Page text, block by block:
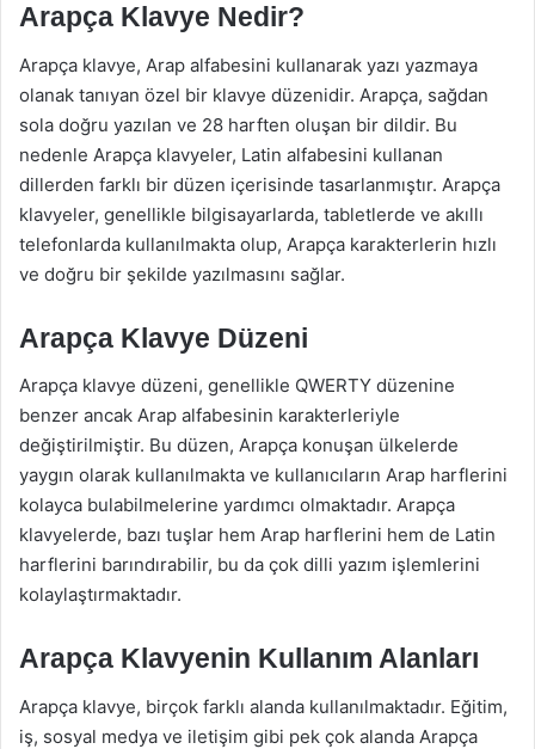
Arapça Klavye Nedir?
Arapça klavye, Arap alfabesini kullanarak yazı yazmaya
olanak tanıyan özel bir klavye düzenidir. Arapça, sağdan
sola doğru yazılan ve 28 harften oluşan bir dildir. Bu
nedenle Arapça klavyeler, Latin alfabesini kullanan
dillerden farklı bir düzen içerisinde tasarlanmıştır. Arapça
klavyeler, genellikle bilgisayarlarda, tabletlerde ve akıllı
telefonlarda kullanılmakta olup, Arapça karakterlerin hızlı
ve doğru bir şekilde yazılmasını sağlar.
Arapça Klavye Düzeni
Arapça klavye düzeni, genellikle QWERTY düzenine
benzer ancak Arap alfabesinin karakterleriyle
değiştirilmiştir. Bu düzen, Arapça konuşan ülkelerde
yaygın olarak kullanılmakta ve kullanıcıların Arap harflerini
kolayca bulabilmelerine yardımcı olmaktadır. Arapça
klavyelerde, bazı tuşlar hem Arap harflerini hem de Latin
harflerini barındırabilir, bu da çok dilli yazım işlemlerini
kolaylaştırmaktadır.
Arapça Klavyenin Kullanım Alanları
Arapça klavye, birçok farklı alanda kullanılmaktadır. Eğitim,
iş, sosyal medya ve iletişim gibi pek çok alanda Arapça